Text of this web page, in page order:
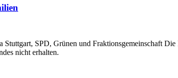
Stuttgart, SPD, Grünen und Fraktionsgemeinschaft
nicht erhalten.